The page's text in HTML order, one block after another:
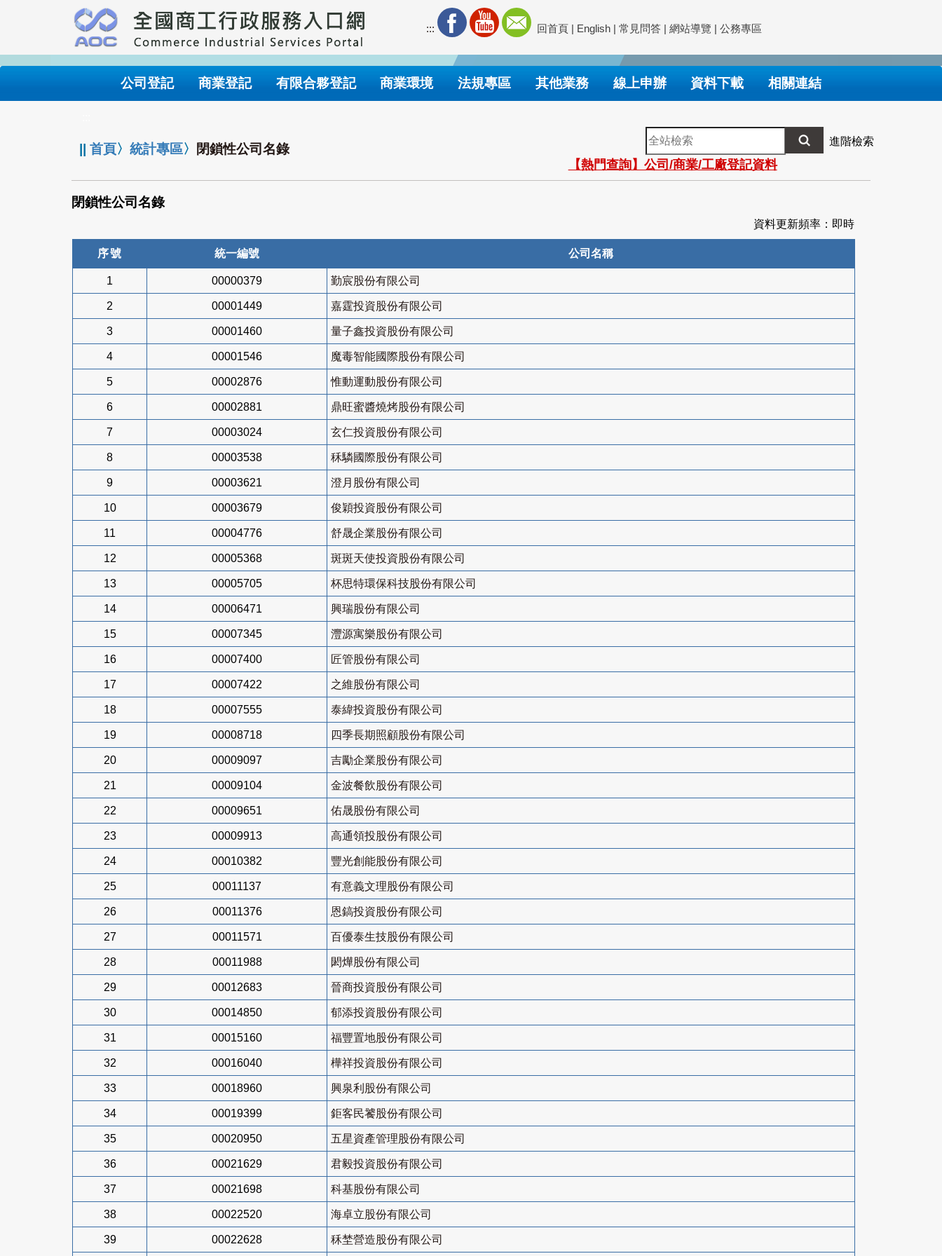
要
內
::: 回首頁 | English | 常見問答 | 網站導覽 | 公務專區
公司登記 商業登記 有限合夥登記 商業環境 法規專區 其他業務 線上申辦 資料下載 相關連結
||首頁〉統計專區〉 閉鎖性公司名錄
全
站
檢
索
進階檢索
【熱門查詢】公司/商業/工廠登記資料
閉鎖性公司名錄
資料更新頻率：即時
序號 統一編號 公司名稱
1 00000379 勤宸股份有限公司
2 00001449 嘉霆投資股份有限公司
3 00001460 量子鑫投資股份有限公司
4 00001546 魔毒智能國際股份有限公司
5 00002876 惟動運動股份有限公司
6 00002881 鼎旺蜜醬燒烤股份有限公司
7 00003024 玄仁投資股份有限公司
8 00003538 秝驎國際股份有限公司
9 00003621 澄月股份有限公司
10 00003679 俊穎投資股份有限公司
11 00004776 舒晟企業股份有限公司
12 00005368 斑斑天使投資股份有限公司
13 00005705 杯思特環保科技股份有限公司
14 00006471 興瑞股份有限公司
15 00007345 灃源寓樂股份有限公司
16 00007400 匠管股份有限公司
17 00007422 之維股份有限公司
18 00007555 泰緯投資股份有限公司
19 00008718 四季長期照顧股份有限公司
20 00009097 吉勵企業股份有限公司
21 00009104 金波餐飲股份有限公司
22 00009651 佑晟股份有限公司
23 00009913 高通領投股份有限公司
24 00010382 豐光創能股份有限公司
25 00011137 有意義文理股份有限公司
26 00011376 恩鎬投資股份有限公司
27 00011571 百優泰生技股份有限公司
28 00011988 閎燁股份有限公司
29 00012683 晉商投資股份有限公司
30 00014850 郁添投資股份有限公司
31 00015160 福豐置地股份有限公司
32 00016040 樺祥投資股份有限公司
33 00018960 興泉利股份有限公司
34 00019399 鉅客民饕股份有限公司
35 00020950 五星資產管理股份有限公司
36 00021629 君毅投資股份有限公司
37 00021698 科基股份有限公司
38 00022520 海卓立股份有限公司
39 00022628 秝埜營造股份有限公司